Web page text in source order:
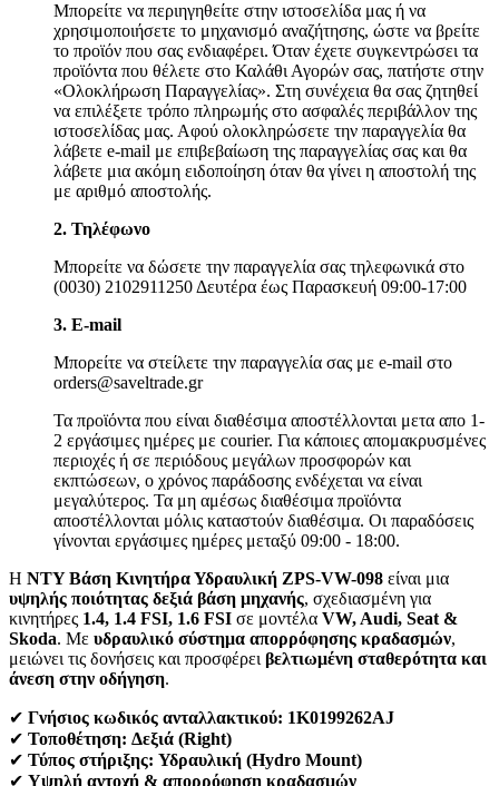
Μπορείτε να περιηγηθείτε στην ιστοσελίδα μας ή να
χρησιμοποιήσετε το μηχανισμό αναζήτησης, ώστε να βρείτε
το προϊόν που σας ενδιαφέρει. Όταν έχετε συγκεντρώσει τα
προϊόντα που θέλετε στο Καλάθι Αγορών σας, πατήστε στην
«Ολοκλήρωση Παραγγελίας». Στη συνέχεια θα σας ζητηθεί
να επιλέξετε τρόπο πληρωμής στο ασφαλές περιβάλλον της
ιστοσελίδας μας. Αφού ολοκληρώσετε την παραγγελία θα
λάβετε e-mail με επιβεβαίωση της παραγγελίας σας και θα
λάβετε μια ακόμη ειδοποίηση όταν θα γίνει η αποστολή της
με αριθμό αποστολής.
2. Τηλέφωνο
Μπορείτε να δώσετε την παραγγελία σας τηλεφωνικά στο
(0030) 2102911250 Δευτέρα έως Παρασκευή 09:00-17:00
3. Ε-mail
Μπορείτε να στείλετε την παραγγελία σας με e-mail στο
orders@saveltrade.gr
Τα προϊόντα που είναι διαθέσιμα αποστέλλονται μετα απο 1-
2 εργάσιμες ημέρες με courier. Για κάποιες απομακρυσμένες
περιοχές ή σε περιόδους μεγάλων προσφορών και
εκπτώσεων, ο χρόνος παράδοσης ενδέχεται να είναι
μεγαλύτερος. Τα μη αμέσως διαθέσιμα προϊόντα
αποστέλλονται μόλις καταστούν διαθέσιμα. Οι παραδόσεις
γίνονται εργάσιμες ημέρες μεταξύ 09:00 - 18:00.
Η NTY Βάση Κινητήρα Υδραυλική ZPS-VW-098 είναι μια
υψηλής ποιότητας δεξιά βάση μηχανής, σχεδιασμένη για
κινητήρες 1.4, 1.4 FSI, 1.6 FSI σε μοντέλα VW, Audi, Seat &
Skoda. Με υδραυλικό σύστημα απορρόφησης κραδασμών,
μειώνει τις δονήσεις και προσφέρειβελτιωμένη σταθερότητα και
άνεση στην οδήγηση.
✔ Γνήσιος κωδικός ανταλλακτικού: 1K0199262AJ
✔ Τοποθέτηση: Δεξιά (Right)
✔ Τύπος στήριξης: Υδραυλική (Hydro Mount)
✔ Υψηλή αντοχή & απορρόφηση κραδασμών